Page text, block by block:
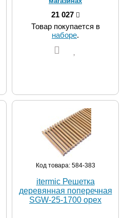
21 027
Товар покупается в
наборе.
Код товара: 584-383
itermic Решетка
деревянная поперечная
SGW-25-1700 орех